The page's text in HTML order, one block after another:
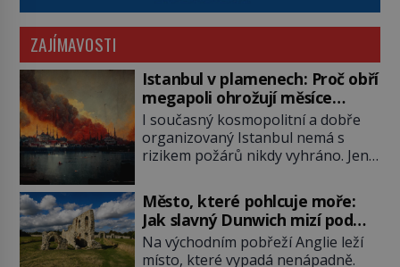
ZAJÍMAVOSTI
Istanbul v plamenech: Proč obří
megapoli ohrožují měsíce
smaženého lilku?
I současný kosmopolitní a dobře
organizovaný Istanbul nemá s
rizikem požárů nikdy vyhráno. Jen
představit, jaká požární rizika
skrýval Istanbul časů minulých. Jak
čelilo město v minulosti potenciální
ohnivé katastrofě a proč jsou zde
stále tolik obávány měsíce
Město, které pohlcuje moře:
Jak slavný Dunwich mizí pod
hladinou
Na východním pobřeží Anglie leží
místo, které vypadá nenápadně.